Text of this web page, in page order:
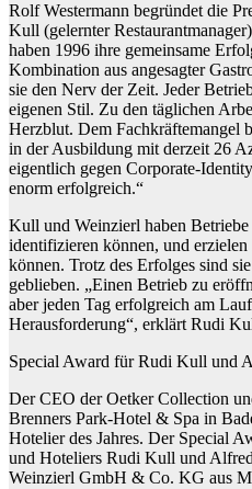
Rolf Westermann begründet die
Kull (gelernter
haben 1996 ihre gemeinsame
Kombination aus angesagter
sie den Nerv der Zeit. Jeder
eigenen Stil. Zu den täglichen
Herzblut. Dem Fachkräftemangel
in der Ausbildung mit derzeit 26
eigentlich gegen Corporate-
enorm erfolgreich.“
Kull und Weinzierl haben
identifizieren können, und
können. Trotz des Erfolges sind
geblieben. „Einen Betrieb zu
aber jeden Tag erfolgreich am
Herausforderung“, erklärt Rudi
Special Award für Rudi Kull und
Der CEO der Oetker Collection
Brenners Park-Hotel & Spa in
Hotelier des Jahres. Der Special
und Hoteliers Rudi Kull und
Weinzierl GmbH & Co. KG aus